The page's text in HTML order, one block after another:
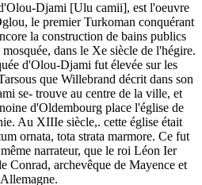
Djami [Ulu camii], est l'oeuvre
le premier Turkoman conquérant
la construction de bains publics
dans le Xe siècle de l'hégire.
d'Olou-Djami fut élevée sur les
que Willebrand décrit dans son
se- trouve au centre de la ville, et
d'Oldembourg place l'église de
Au XIIIe siècle,. cette église était
ornata, tota strata marmore. Ce fut
narrateur, que le roi Léon Ier
Conrad, archevêque de Mayence et